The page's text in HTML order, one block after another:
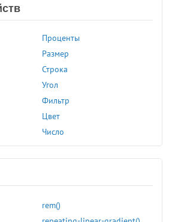
Проценты
Размер
Строка
Угол
Фильтр
Цвет
Число
rem()